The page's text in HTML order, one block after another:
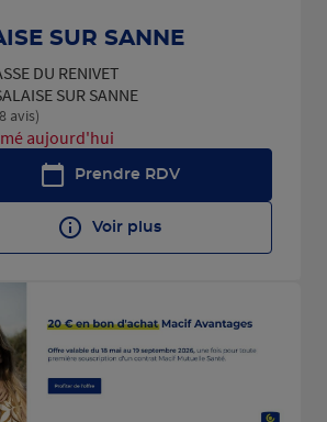
SUR SANNE
DU RENIVET
SUR SANNE
4.5 sur 5
avis)
aujourd'hui
Prendre RDV
Voir plus